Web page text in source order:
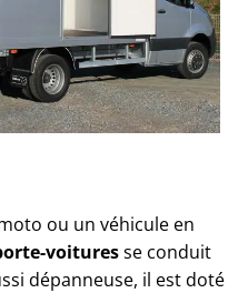
ou un véhicule en
voituresse conduit
dépanneuse, il est doté